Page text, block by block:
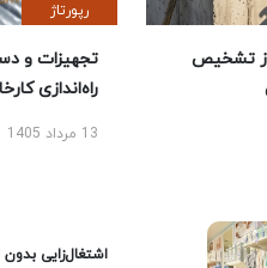
تشخیص
رپورتاژ
تجهیزات و
راه‌اندازی
13 مرداد 1405
اشتغال‌زایی بدون